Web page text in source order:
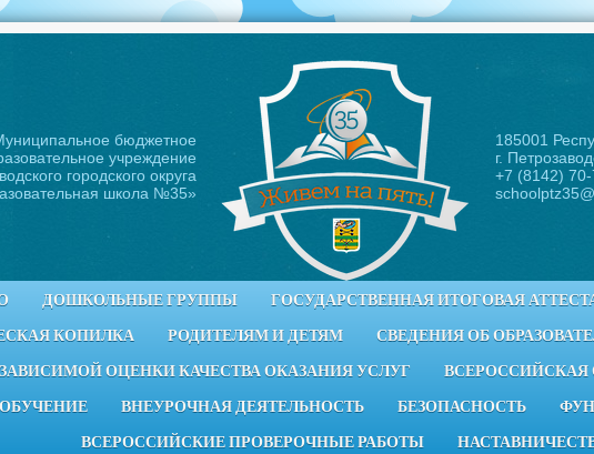
бюджетное
учреждение
городского округа
школа №35»
185001
г.
+7 (8142)
ДОШКОЛЬНЫЕ ГРУППЫ
ГОСУДАРСТВЕННАЯ ИТОГОВАЯ
КОПИЛКА
РОДИТЕЛЯМ И ДЕТЯМ
СВЕДЕНИЯ ОБ
ОЦЕНКИ КАЧЕСТВА ОКАЗАНИЯ УСЛУГ
ВНЕУРОЧНАЯ ДЕЯТЕЛЬНОСТЬ БЕЗОПАСНОСТЬ
ВСЕРОССИЙСКИЕ ПРОВЕРОЧНЫЕ РАБОТЫ